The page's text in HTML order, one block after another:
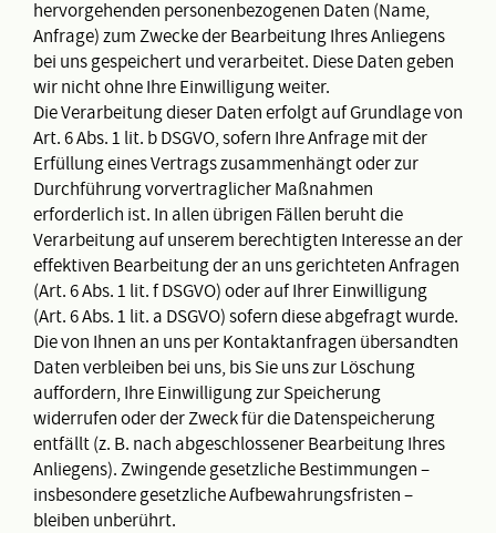
hervorgehenden personenbezogenen Daten (Name,
Anfrage) zum Zwecke der Bearbeitung Ihres Anliegens
bei uns gespeichert und verarbeitet. Diese Daten geben
wir nicht ohne Ihre Einwilligung weiter.
Die Verarbeitung dieser Daten erfolgt auf Grundlage von
Art. 6 Abs. 1 lit. b DSGVO, sofern Ihre Anfrage mit der
Erfüllung eines Vertrags zusammenhängt oder zur
Durchführung vorvertraglicher Maßnahmen
erforderlich ist. In allen übrigen Fällen beruht die
Verarbeitung auf unserem berechtigten Interesse an der
effektiven Bearbeitung der an uns gerichteten Anfragen
(Art. 6 Abs. 1 lit. f DSGVO) oder auf Ihrer Einwilligung
(Art. 6 Abs. 1 lit. a DSGVO) sofern diese abgefragt wurde.
Die von Ihnen an uns per Kontaktanfragen übersandten
Daten verbleiben bei uns, bis Sie uns zur Löschung
auffordern, Ihre Einwilligung zur Speicherung
widerrufen oder der Zweck für die Datenspeicherung
entfällt (z. B. nach abgeschlossener Bearbeitung Ihres
Anliegens). Zwingende gesetzliche Bestimmungen –
insbesondere gesetzliche Aufbewahrungsfristen –
bleiben unberührt.